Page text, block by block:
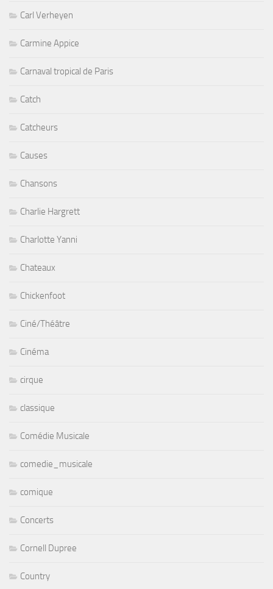
Carl Verheyen
Carmine Appice
Carnaval tropical de Paris
Catch
Catcheurs
Causes
Chansons
Charlie Hargrett
Charlotte Yanni
Chateaux
Chickenfoot
Ciné/Théâtre
Cinéma
cirque
classique
Comédie Musicale
comedie_musicale
comique
Concerts
Cornell Dupree
Country